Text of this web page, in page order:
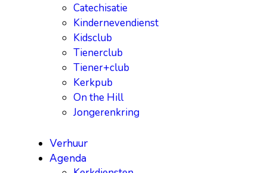
Catechisatie
Kindernevendienst
Kidsclub
Tienerclub
Tiener+club
Kerkpub
On the Hill
Jongerenkring
Verhuur
Agenda